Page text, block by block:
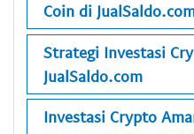
Coin di
Strategi Investasi
JualSaldo.com
Investasi Crypto